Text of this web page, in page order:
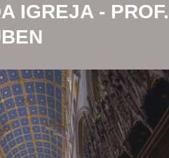
IGREJA - PROF.